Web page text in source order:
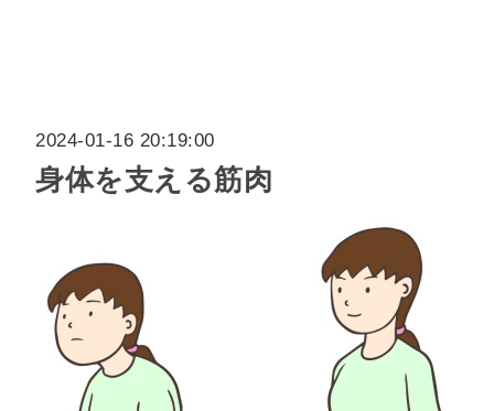
2024-01-16 20:19:00
身体を支える筋肉